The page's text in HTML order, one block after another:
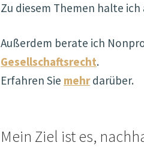
Zu diesem Themen halte
Außerdem berate ich
Gesellschaftsrecht.
Erfahren Sie mehrdarüber.
Mein Ziel ist es,